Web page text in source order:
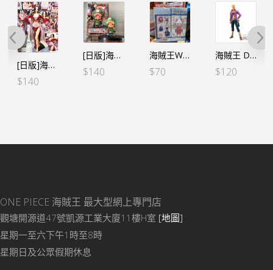
[日版]海賊王 GLITTER&GLAMOURS G&G-女帝II
$140
[日版]海賊王 DXF～THE GRANDLINE MEN～和之國 Vol.8 索柏
$140
海賊王WCF -和之國鬼島篇- VOL.9 小童大和
$70
海賊王 DXF～THE GRANDLINE MEN vol.18 馬爾高（行）
$120
ONE PIECE 海賊王 最大型網上專門店
觀塘開源道47號凱源工業大廈11樓H室 [地圖]
星期一至六下午1時至8時
星期日及公眾假期休息